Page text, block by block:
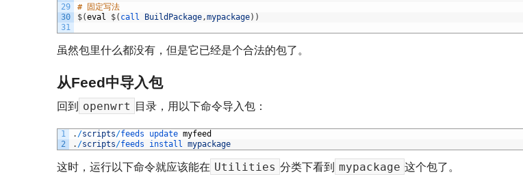
29
30
31
# 固定写法
$(eval $( call BuildPackage ,mypackage) )
虽然包里什么都没有，但是它已经是个合法的包了。
从Feed中导入包
回到 openwrt 目录，用以下命令导入包：
1
2
. /scripts/feeds update myfeed
. /scripts/feeds install mypackage
这时，运行以下命令就应该能在 Utilities 分类下看到 mypackage 这个包了。